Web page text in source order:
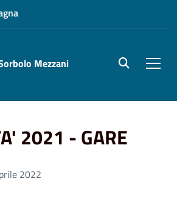
Mezzani site.searc
2021 - GARE
2022